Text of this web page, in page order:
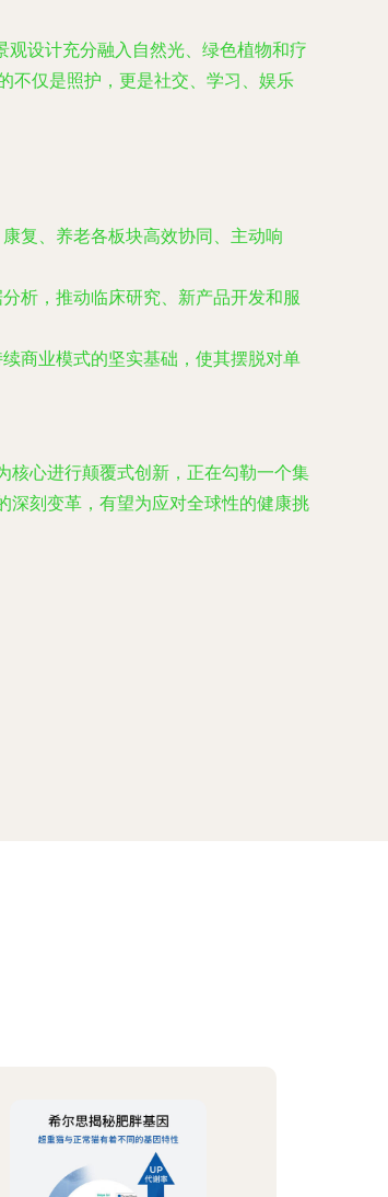
设计充分融入自然光、绿色植物和疗
不仅是照护，更是社交、学习、娱乐
复、养老各板块高效协同、主动响
析，推动临床研究、新产品开发和服
商业模式的坚实基础，使其摆脱对单
核心进行颠覆式创新，正在勾勒一个集
深刻变革，有望为应对全球性的健康挑